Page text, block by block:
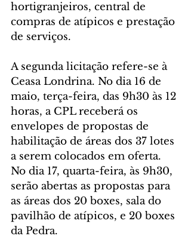
hortigranjeiros, central de
compras de atípicos e prestação
de serviços.
A segunda licitação refere-se à
Ceasa Londrina. No dia 16 de
maio, terça-feira, das 9h30 às 12
horas, a CPL receberá os
envelopes de propostas de
habilitação de áreas dos 37 lotes
a serem colocados em oferta.
No dia 17, quarta-feira, às 9h30,
serão abertas as propostas para
as áreas dos 20 boxes, sala do
pavilhão de atípicos, e 20 boxes
da Pedra.